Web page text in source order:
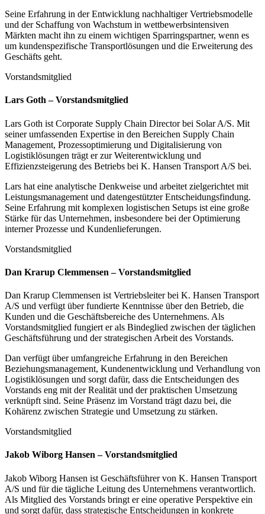
Seine Erfahrung in der Entwicklung nachhaltiger Vertriebsmodelle
und der Schaffung von Wachstum in wettbewerbsintensiven
Märkten macht ihn zu einem wichtigen Sparringspartner, wenn es
um kundenspezifische Transportlösungen und die Erweiterung des
Geschäfts geht.
Vorstandsmitglied
Lars Goth – Vorstandsmitglied
Lars Goth ist Corporate Supply Chain Director bei Solar A/S. Mit
seiner umfassenden Expertise in den Bereichen Supply Chain
Management, Prozessoptimierung und Digitalisierung von
Logistiklösungen trägt er zur Weiterentwicklung und
Effizienzsteigerung des Betriebs bei K. Hansen Transport A/S bei.
Lars hat eine analytische Denkweise und arbeitet zielgerichtet mit
Leistungsmanagement und datengestützter Entscheidungsfindung.
Seine Erfahrung mit komplexen logistischen Setups ist eine große
Stärke für das Unternehmen, insbesondere bei der Optimierung
interner Prozesse und Kundenlieferungen.
Vorstandsmitglied
Dan Krarup Clemmensen – Vorstandsmitglied
Dan Krarup Clemmensen ist Vertriebsleiter bei K. Hansen Transport
A/S und verfügt über fundierte Kenntnisse über den Betrieb, die
Kunden und die Geschäftsbereiche des Unternehmens. Als
Vorstandsmitglied fungiert er als Bindeglied zwischen der täglichen
Geschäftsführung und der strategischen Arbeit des Vorstands.
Dan verfügt über umfangreiche Erfahrung in den Bereichen
Beziehungsmanagement, Kundenentwicklung und Verhandlung von
Logistiklösungen und sorgt dafür, dass die Entscheidungen des
Vorstands eng mit der Realität und der praktischen Umsetzung
verknüpft sind. Seine Präsenz im Vorstand trägt dazu bei, die
Kohärenz zwischen Strategie und Umsetzung zu stärken.
Vorstandsmitglied
Jakob Wiborg Hansen – Vorstandsmitglied
Jakob Wiborg Hansen ist Geschäftsführer von K. Hansen Transport
A/S und für die tägliche Leitung des Unternehmens verantwortlich.
Als Mitglied des Vorstands bringt er eine operative Perspektive ein
und sorgt dafür, dass strategische Entscheidungen in konkrete